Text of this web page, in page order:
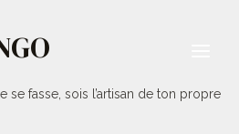
se fasse, sois l’artisan de ton propre